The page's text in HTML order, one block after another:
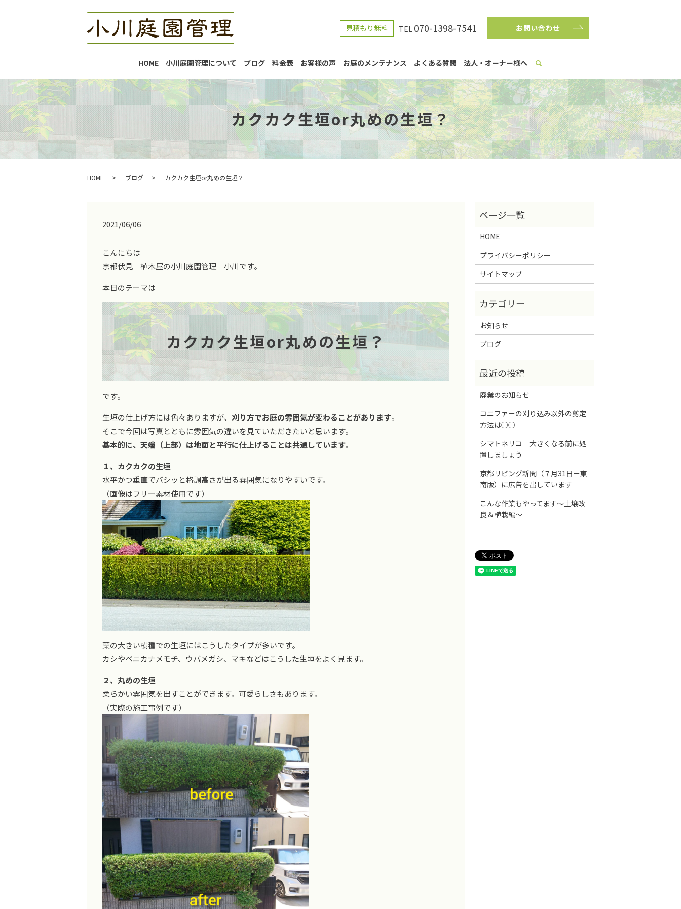
HOME 小川庭園管理について ブログ 料金表 お客様の声 お庭のメンテナンス よくある質問 法人・オーナー様へ
見積もり無料 TEL 070-1398-7541 お問い合わせ
カクカク生垣or丸めの生垣？
HOME ブログ カクカク生垣or丸めの生垣？
2021/06/06
こんにちは
京都伏見 植木屋の小川庭園管理 小川です。
本日のテーマは
カクカク生垣or丸めの生垣？
です。
生垣の仕上げ方には色々ありますが、 刈り方でお庭の雰囲気が変わることがあります。
そこで今回は写真とともに雰囲気の違いを見ていただきたいと思います。
基本的に、天端（上部）は地面と平行に仕上げることは共通しています。
１、カクカクの生垣
水平かつ垂直でバシッと格調高さが出る雰囲気になりやすいです。
（画像はフリー素材使用です）
葉の大きい樹種での生垣にはこうしたタイプが多いです。
カシやベニカナメモチ、ウバメガシ、マキなどはこうした生垣をよく見ます。
２、丸めの生垣
柔らかい雰囲気を出すことができます。可愛らしさもあります。
（実際の施工事例です）
HOME
プライバシーポリシー
サイトマップ
お知らせ
ブログ
廃業のお知らせ
コニファーの刈り込み以外の剪定
方法は○○
シマトネリコ 大きくなる前に処
置しましょう
京都リビング新聞（７月31日ー東
南版）に広告を出しています
こんな作業もやってます～土壌改
良＆植栽編～